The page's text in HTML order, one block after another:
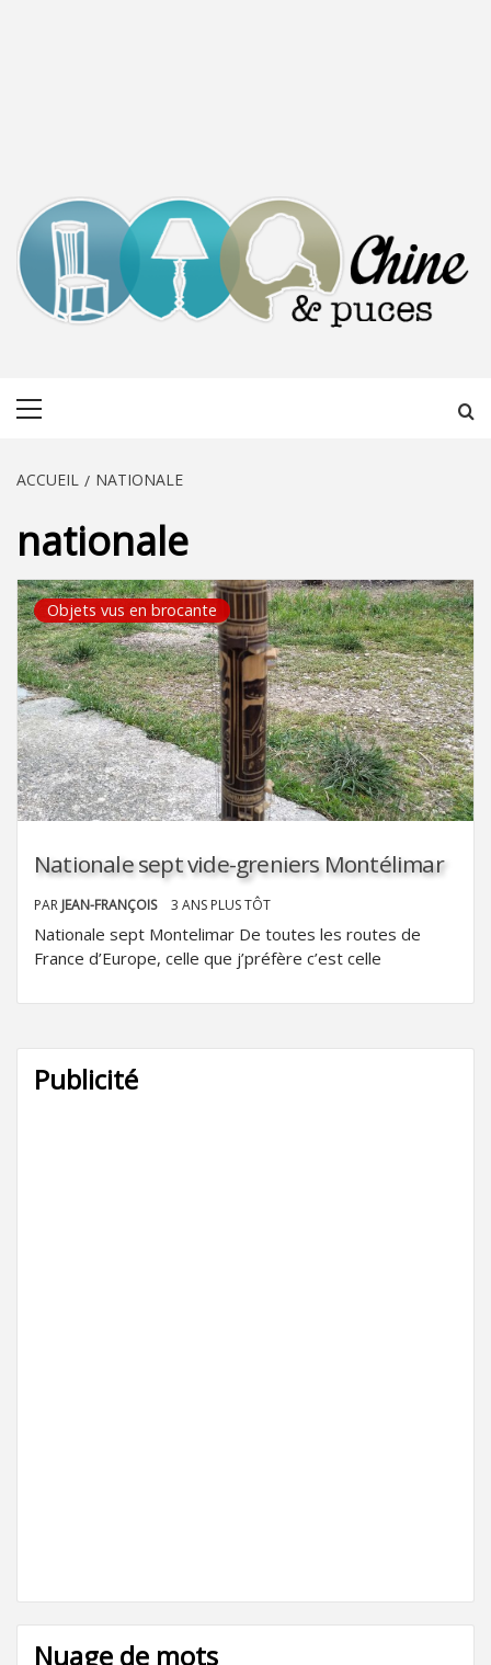
ACCUEIL NATIONALE
nationale
Objets vus en brocante
Nationale sept vide-greniers Montélimar
PAR JEAN-FRANÇOIS 3 ANS PLUS TÔT
Nationale sept Montelimar De toutes les routes de
France d’Europe, celle que j’préfère c’est celle
Publicité
Nuage de mots